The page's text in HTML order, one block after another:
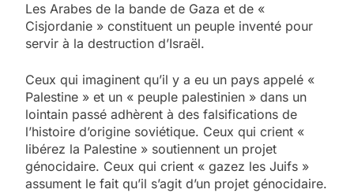
Les Arabes de la bande de Gaza et de «
Cisjordanie » constituent un peuple inventé pour
servir à la destruction d’Israël.
Ceux qui imaginent qu’il y a eu un pays appelé «
Palestine » et un « peuple palestinien » dans un
lointain passé adhèrent à des falsifications de
l’histoire d’origine soviétique. Ceux qui crient «
libérez la Palestine » soutiennent un projet
génocidaire. Ceux qui crient « gazez les Juifs »
assument le fait qu’il s’agit d’un projet génocidaire.